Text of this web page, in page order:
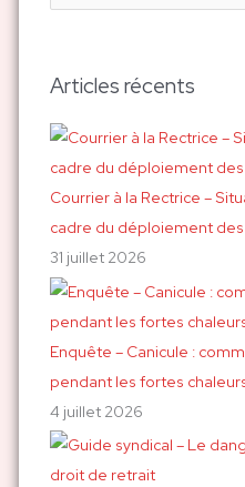
h
r
c
h
e
r
:
Articles récents
Courrier à la Rectrice –
cadre du déploiement des
31 juillet 2026
Enquête – Canicule :
pendant les fortes
4 juillet 2026